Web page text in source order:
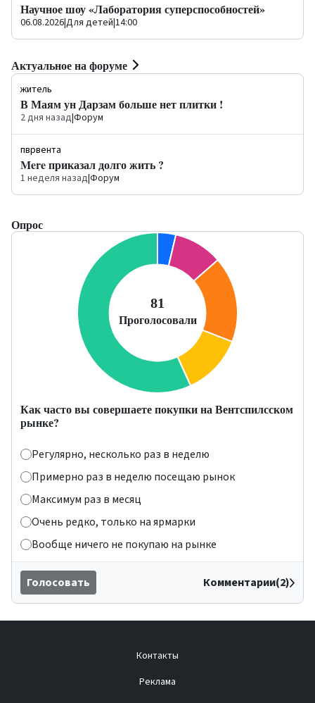
Научное шоу «Лаборатория суперспособностей»
06.08.2026|Для детей|14:00
Актуальное на форуме
житель
В Маям ун Дарзам больше нет плитки !
2 дня назад|Форум
пврвента
Mere приказал долго жить ?
1 неделя назад|Форум
Опрос
Как часто вы совершаете покупки на Вентспилсском
рынке?
Регулярно, несколько раз в неделю
Примерно раз в неделю посещаю рынок
Максимум раз в месяц
Очень редко, только на ярмарки
Вообще ничего не покупаю на рынке
Голосовать Комментарии(2)
Контакты
Реклама